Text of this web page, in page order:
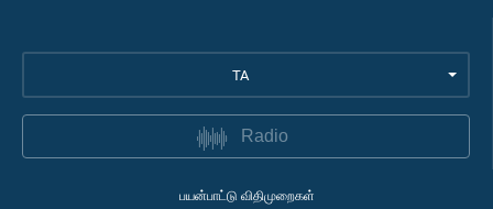
TA
Radio
பயன்பாட்டு விதிமுறைகள்